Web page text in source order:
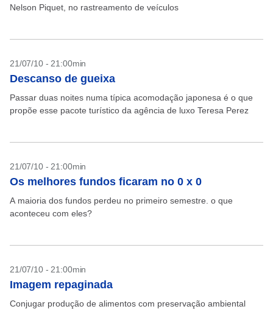
Nelson Piquet, no rastreamento de veículos
21/07/10 - 21:00min
Descanso de gueixa
Passar duas noites numa típica acomodação japonesa é o que
propõe esse pacote turístico da agência de luxo Teresa Perez
21/07/10 - 21:00min
Os melhores fundos ficaram no 0 x 0
A maioria dos fundos perdeu no primeiro semestre. o que
aconteceu com eles?
21/07/10 - 21:00min
Imagem repaginada
Conjugar produção de alimentos com preservação ambiental